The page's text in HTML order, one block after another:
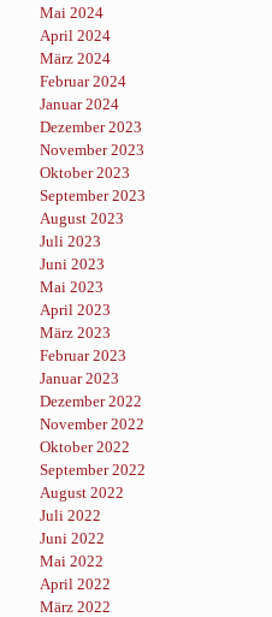
Mai 2024
April 2024
März 2024
Februar 2024
Januar 2024
Dezember 2023
November 2023
Oktober 2023
September 2023
August 2023
Juli 2023
Juni 2023
Mai 2023
April 2023
März 2023
Februar 2023
Januar 2023
Dezember 2022
November 2022
Oktober 2022
September 2022
August 2022
Juli 2022
Juni 2022
Mai 2022
April 2022
März 2022